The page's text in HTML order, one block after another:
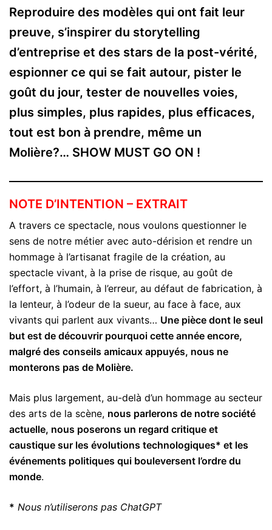
Reproduire des modèles qui ont fait leur
preuve, s’inspirer du storytelling
d’entreprise et des stars de la post-vérité,
espionner ce qui se fait autour, pister le
goût du jour, tester de nouvelles voies,
plus simples, plus rapides, plus efficaces,
tout est bon à prendre, même un
Molière?… SHOW MUST GO ON !
NOTE D’INTENTION – EXTRAIT
A travers ce spectacle, nous voulons questionner le
sens de notre métier avec auto-dérision et rendre un
hommage à l’artisanat fragile de la création, au
spectacle vivant, à la prise de risque, au goût de
l’effort, à l’humain, à l’erreur, au défaut de fabrication, à
la lenteur, à l’odeur de la sueur, au face à face, aux
vivants qui parlent aux vivants… Une pièce dont le seul
but est de découvrir pourquoi cette année encore,
malgré des conseils amicaux appuyés, nous ne
monterons pas de Molière.
Mais plus largement, au-delà d’un hommage au secteur
des arts de la scène, nous parlerons de notre société
actuelle, nous poserons un regard critique et
caustique sur les évolutions technologiques* et les
événements politiques qui bouleversent l’ordre du
monde.
* Nous n’utiliserons pas ChatGPT